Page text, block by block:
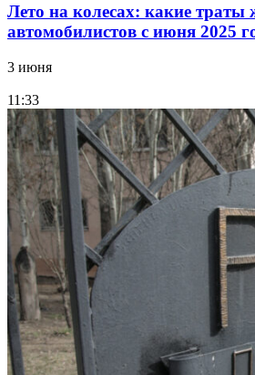
Лето на колесах: какие траты
автомобилистов с июня 2025
3 июня
11:33